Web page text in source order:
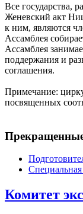
Все государства,
Женевский акт
к ним, являются
Ассамблея
Ассамблея
поддержания и
соглашения.
Примечание:
посвященных
Комитет